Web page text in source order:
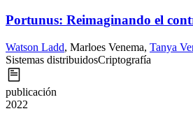
Portunus: Reimaginando el
Watson Ladd, Marloes Venema, Tanya
Sistemas distribuidosCriptografía
publicación
2022